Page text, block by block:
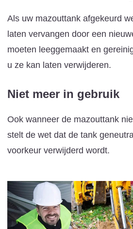
Als uw mazouttank afgekeurd
laten vervangen door een
moeten leeggemaakt en
u ze kan laten verwijderen.
Niet meer in gebruik
Ook wanneer de mazouttank
stelt de wet dat de tank
voorkeur verwijderd wordt.